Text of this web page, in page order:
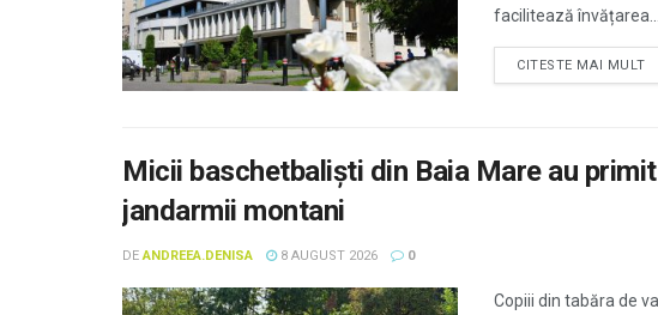
facilitează învățarea...
CITESTE MAI MULT
Micii baschetbaliști din Baia Mare au
jandarmii montani
DE ANDREEA.DENISA 8 AUGUST 2026 0
Copiii din tabăra de